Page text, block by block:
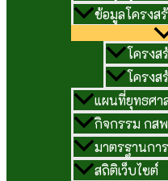
ข้อมูลโครงส
โครงส
โครงส
แผนที่ยุทธศา
กิจกรรม กส
มาตรฐานกา
สถิติเว็บไซต์